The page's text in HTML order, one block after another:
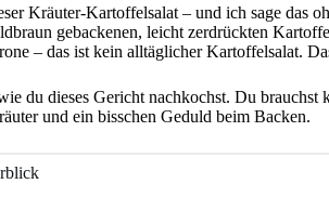
Kräuter-Kartoffelsalat – und ich sage das
gebackenen, leicht zerdrückten
– das ist kein alltäglicher Kartoffelsalat.
du dieses Gericht nachkochst. Du brauchst
und ein bisschen Geduld beim Backen.